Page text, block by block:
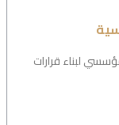
لبناء قرارات